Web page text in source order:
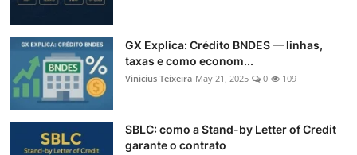
GX Explica: Crédito BNDES — linhas,
taxas e como econom...
Vinicius Teixeira May 21, 2025 0 109
SBLC: como a Stand-by Letter of Credit
garante o contrato